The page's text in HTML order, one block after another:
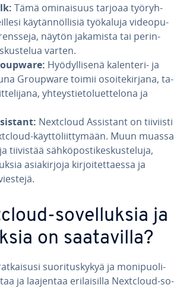
Tämä omi­nai­suus tarjoaa työ­ryh­
käy­tän­nöl­li­siä työkaluja vi­deo­pu­
näytön jakamista tai pe­rin­
varten.
Hyö­dyl­li­se­nä kalenteri- ja
Groupware toimii osoi­te­kir­ja­na, ta­
yh­teys­tie­to­luet­te­lo­na ja
Nextcloud Assistant on tiiviisti
käyt­tö­liit­ty­mään. Muun muassa
tiivistää säh­kö­pos­ti­kes­kus­te­lu­ja,
asia­kir­jo­ja kir­joi­tet­taes­sa ja
so­vel­luk­sia ja
on saa­ta­vil­la?
suo­ri­tus­ky­kyä ja mo­ni­puo­li­
ja laajentaa eri­lai­sil­la Nextcloud-so­